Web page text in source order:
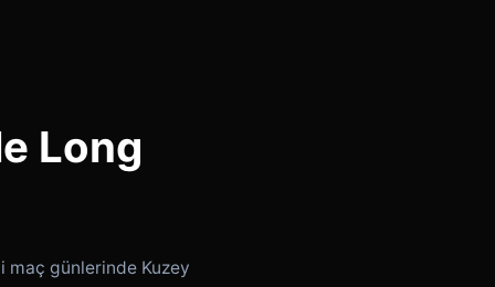
Long
maç günlerinde Kuzey